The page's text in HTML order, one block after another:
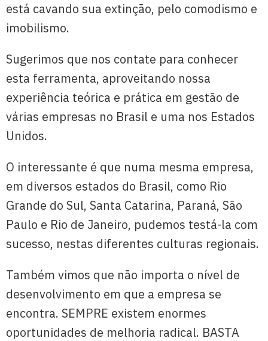
está cavando sua extinção, pelo comodismo e
imobilismo.
Sugerimos que nos contate para conhecer
esta ferramenta, aproveitando nossa
experiência teórica e prática em gestão de
várias empresas no Brasil e uma nos Estados
Unidos.
O interessante é que numa mesma empresa,
em diversos estados do Brasil, como Rio
Grande do Sul, Santa Catarina, Paraná, São
Paulo e Rio de Janeiro, pudemos testá-la com
sucesso, nestas diferentes culturas regionais.
Também vimos que não importa o nível de
desenvolvimento em que a empresa se
encontra. SEMPRE existem enormes
oportunidades de melhoria radical. BASTA